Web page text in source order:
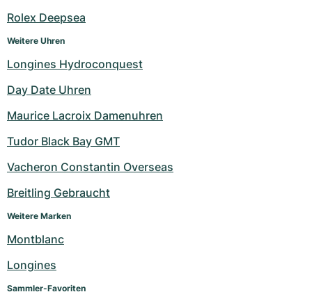
Rolex Deepsea
Weitere Uhren
Longines Hydroconquest
Day Date Uhren
Maurice Lacroix Damenuhren
Tudor Black Bay GMT
Vacheron Constantin Overseas
Breitling Gebraucht
Weitere Marken
Montblanc
Longines
Sammler-Favoriten